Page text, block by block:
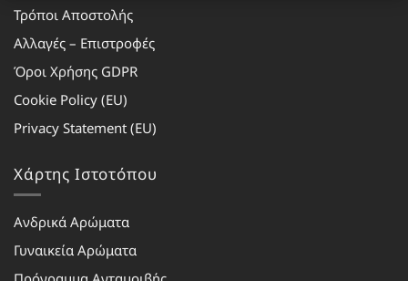
Τρόποι Αποστολής
Αλλαγές – Επιστροφές
Όροι Χρήσης GDPR
Cookie Policy (EU)
Privacy Statement (EU)
Χάρτης Ιστοτόπου
Ανδρικά Αρώματα
Γυναικεία Αρώματα